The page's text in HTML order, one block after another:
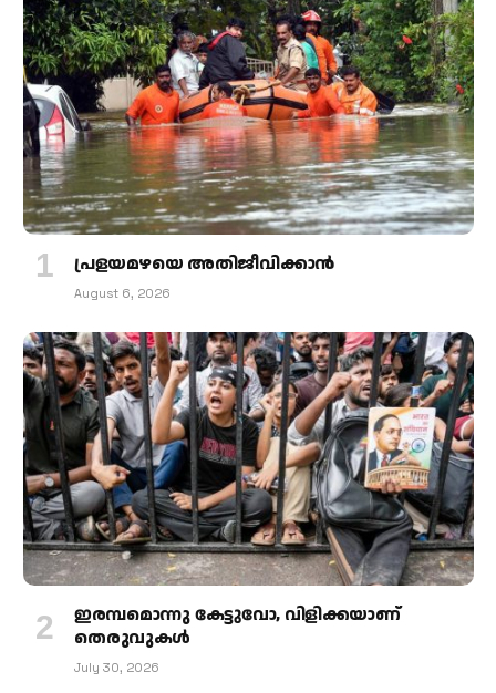
പ്രളയമഴയെ അതിജീവിക്കാന്‍
August 6, 2026
ഇരമ്പമൊന്നു കേട്ടുവോ, വിളിക്കയാണ്
തെരുവുകള്‍
July 30, 2026